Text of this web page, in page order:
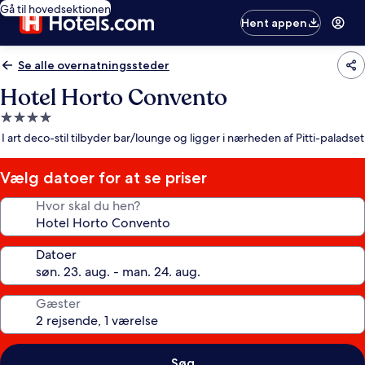
Gå til hovedsektionen
Hent appen
Se alle overnatningssteder
Hotel Horto Convento
4.0-
stjernet
I art deco-stil tilbyder bar/lounge og ligger i nærheden af Pitti-paladset
Vælg datoer for at se priser
Hvor skal du hen?
Datoer
Gæster